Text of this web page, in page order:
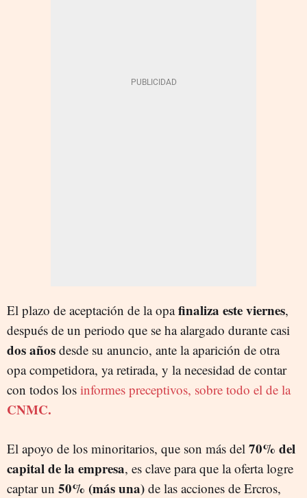
El plazo de aceptación de la opafinaliza este viernes,
después de un periodo que se ha alargado durante casi
dos años desde su anuncio, ante la aparición de otra
opa competidora, ya retirada, y la necesidad de contar
con todos los informes preceptivos, sobre todo el de la
CNMC.
El apoyo de los minoritarios, que son más del 70% del
capital de la empresa, es clave para que la oferta logre
captar un 50% (más una) de las acciones de Ercros,